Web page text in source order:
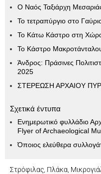
Στρόφιλας, Πλάκα,
Ο Ναός Ταξιάρχη
Το τετραπύργιο στο
Το Κάτω Κάστρο στη
Το Κάστρο
Άνδρος: Πράσινες
2025
ΣΤΕΡΕΩΣΗ ΑΡΧΑΙΟΥ
Σχετικά έντυπα
Ενημερωτικό φυλλάδιο
Flyer of Archaeological
Όποιος ελεύθερα